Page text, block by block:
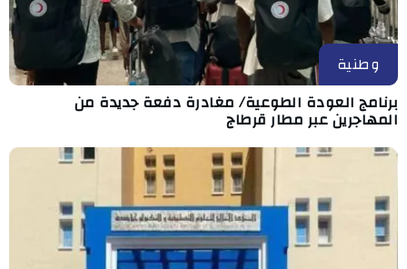
وطنية
برنامج العودة الطوعية/ مغادرة دفعة جديدة من
المهاجرين عبر مطار قرطاج